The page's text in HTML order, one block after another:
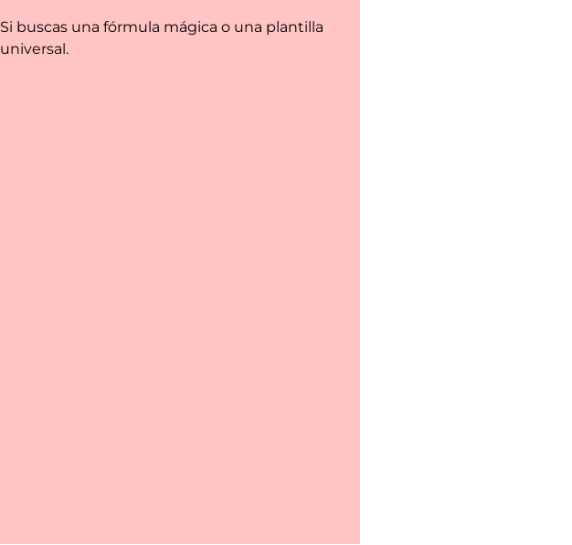
Si buscas una fórmula mágica o una plantilla
universal.